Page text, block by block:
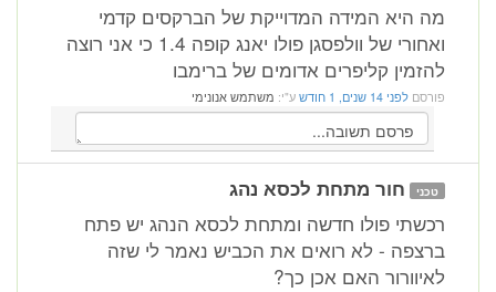
מה היא המידה המדוייקת של הברקסים קדמי
ואחורי של וולפסגן פולו יאנג קופה 1.4 כי אני רוצה
להזמין קליפרים אדומים של ברימבו
פורסם לפני 14 שנים, 1 חודש ע"י: משתמש אנונימי
טכני חור מתחת לכסא נהג
רכשתי פולו חדשה ומתחת לכסא הנהג יש פתח
ברצפה - לא רואים את הכביש נאמר לי שזה
לאיוורור האם אכן כך?